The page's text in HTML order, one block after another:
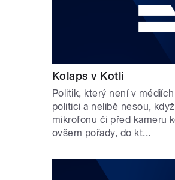
Kolaps v Kotli
Politik, který není v
politici a nelibě nesou,
mikrofonu či před kameru
ovšem pořady, do kt...